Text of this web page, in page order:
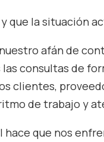
que la situación
afán de
consultas de
clientes,
de trabajo y
que nos